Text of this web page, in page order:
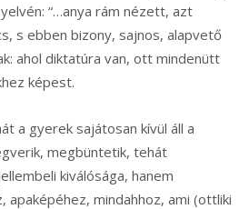
“…anya rám nézett, azt
s ebben bizony, sajnos, alapvető
ahol diktatúra van, ott mindenütt
képest.
a gyerek sajátosan kívül áll a
megbüntetik, tehát
kiválósága, hanem
mindahhoz, ami (ottliki